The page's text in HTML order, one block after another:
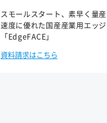
スモールスタート、素早く量
速度に優れた国産産業用エッ
「EdgeFACE」
資料請求はこちら